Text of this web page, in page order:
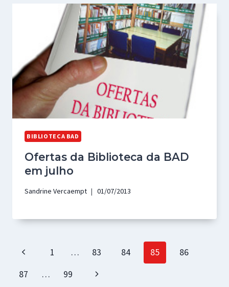
BIBLIOTECA BAD
Ofertas da Biblioteca da BAD
em julho
Sandrine Vercaempt 01/07/2013
Page
navigation
Previous
Page
1 … 83 84 85
86
87
… 99
Next